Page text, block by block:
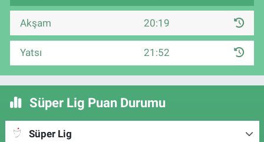
Akşam 20:19
Yatsı 21:52
Süper Lig Puan Durumu
Süper Lig